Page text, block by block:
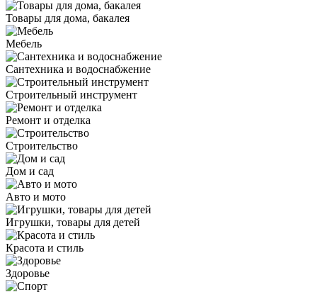
Товары для дома, бакалея
Мебель
Сантехника и водоснабжение
Строительный инструмент
Ремонт и отделка
Строительство
Дом и сад
Авто и мото
Игрушки, товары для детей
Красота и стиль
Здоровье